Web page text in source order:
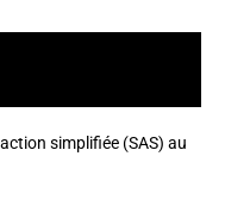
simplifiée (SAS) au